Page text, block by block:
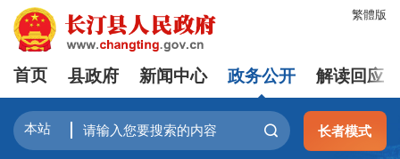
繁體版
首页 县政府 新闻中心 政务公开 解读回应
长者模式